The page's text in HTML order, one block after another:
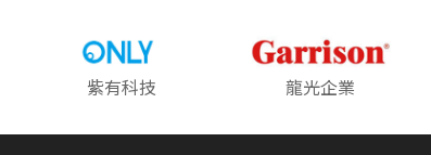
紫有科技 龍光企業